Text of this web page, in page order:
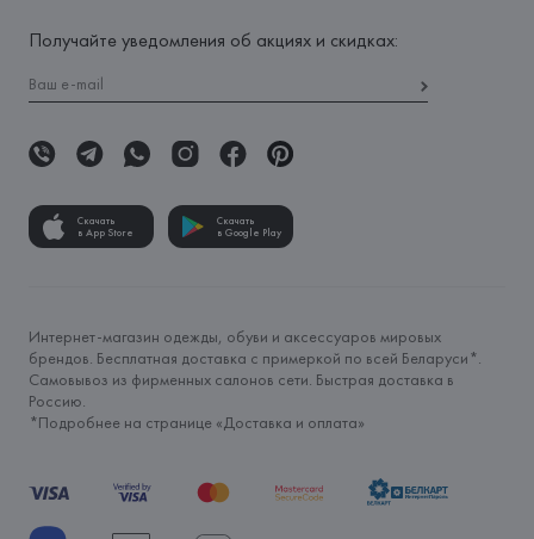
Получайте уведомления об акциях и скидках:
Скачать
в App Store
Скачать
в Google Play
Интернет-магазин одежды, обуви и аксессуаров мировых
брендов. Бесплатная доставка с примеркой по всей Беларуси*.
Самовывоз из фирменных салонов сети. Быстрая доставка в
Россию.
*Подробнее на странице «Доставка и оплата»